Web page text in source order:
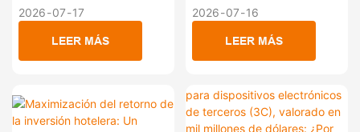
siempre comienza en el
mostrador. Las largas colas
facturación, la verificación
de identidad y la revisión
alteran el diseño interior
moderno.
Presentamos el cajero
automático vertical LEAN
Tiempos De Espera En
Los Restaurantes De
Comida Rápida.
una solución integral
diseñada para optimizar el
proceso de pedidos y
pantalla táctil de alta
definición, impresora de
2026 07 17
LEER MÁS
Aumentan El Retorno
De La Inversión En El
Comercio Minorista
experimentando una
rápida transformación, ya
que los fondos fotográficos
experiencias altamente
atractivas impulsadas por
2026 07 16
LEER MÁS